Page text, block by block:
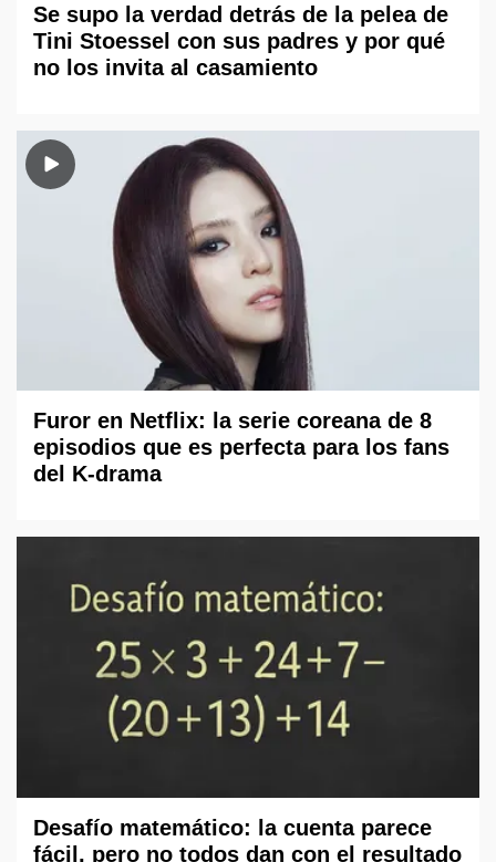
Se supo la verdad detrás de la pelea de
Tini Stoessel con sus padres y por qué
no los invita al casamiento
Furor en Netflix: la serie coreana de 8
episodios que es perfecta para los fans
del K-drama
Desafío matemático: la cuenta parece
fácil, pero no todos dan con el resultado